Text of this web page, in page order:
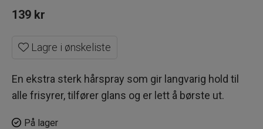
139 kr
Lagre i ønskeliste
En ekstra sterk hårspray som gir langvarig hold til
alle frisyrer, tilfører glans og er lett å børste ut.
På lager